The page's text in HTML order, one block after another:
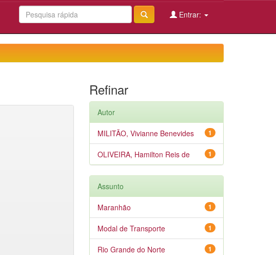
Entrar:
Refinar
Autor
1
MILITÃO, Vivianne Benevides
1
OLIVEIRA, Hamilton Reis de
Assunto
1
Maranhão
1
Modal de Transporte
1
Rio Grande do Norte